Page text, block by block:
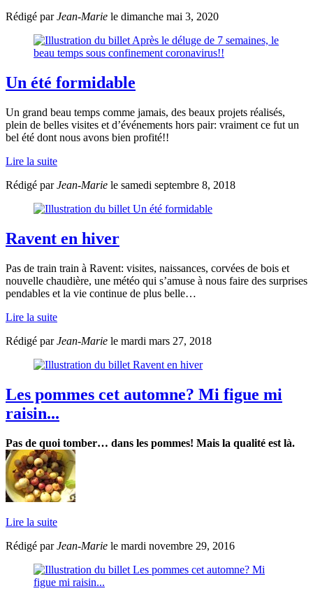
Rédigé parJean-Marie le dimanche mai 3, 2020
Un été formidable
Un grand beau temps comme jamais, des beaux projets réalisés,
plein de belles visites et d’événements hors pair: vraiment ce fut un
bel été dont nous avons bien profité!!
Lire la suite
Rédigé parJean-Marie le samedi septembre 8, 2018
Ravent en hiver
Pas de train train à Ravent: visites, naissances, corvées de bois et
nouvelle chaudière, une météo qui s’amuse à nous faire des surprises
pendables et la vie continue de plus belle…
Lire la suite
Rédigé parJean-Marie le mardi mars 27, 2018
Les pommes cet automne? Mi figue mi
raisin...
Pas de quoi tomber… dans les pommes! Mais la qualité est là.
Lire la suite
Rédigé parJean-Marie le mardi novembre 29, 2016